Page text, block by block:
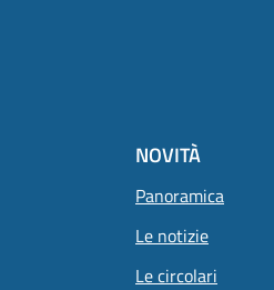
NOVITÀ
Panoramica
Le notizie
Le circolari